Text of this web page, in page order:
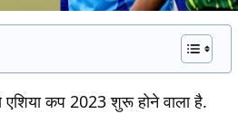
कप 2023 शुरू होने वाला है.